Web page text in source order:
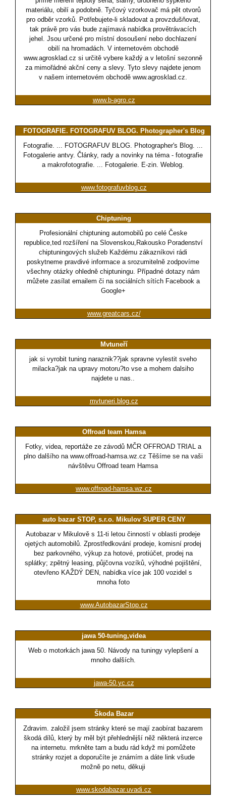
materiálu, obilí a podobně. Tyčový vzorkovač má pět otvorů
pro odběr vzorků. Potřebujete-li skladovat a provzdušňovat,
tak právě pro vás bude zajímavá nabídka provětrávacích
jehel. Jsou určené pro místní dosoušení nebo dochlazení
obilí na hromadách. V internetovém obchodě
www.agrosklad.cz si určitě vybere každý a v letošní sezonně
za mimořádné akční ceny a slevy. Tyto slevy najdete jenom
v našem internetovém obchodě www.agrosklad.cz.
www.b-agro.cz
FOTOGRAFIE. FOTOGRAFUV BLOG. Photographer's Blog
Fotografie. ... FOTOGRAFUV BLOG. Photographer's Blog. ...
Fotogalerie antvy. Články, rady a novinky na téma - fotografie
a makrofotografie. ... Fotogalerie. E-zin. Weblog.
www.fotografuvblog.cz
Chiptuning
Profesionální chiptuning automobilů po celé Česke
republice,ted rozšíření na Slovenskou,Rakousko Poradenství
chiptuningových služeb Každému zákazníkovi rádi
poskytneme pravdivé informace a srozumitelně zodpovíme
všechny otázky ohledně chiptuningu. Případné dotazy nám
můžete zasílat emailem či na sociálních sítích Facebook a
Google+
www.greatcars.cz/
Mvtuneří
jak si vyrobit tuning naraznik??jak spravne vylestit sveho
milacka?jak na upravy motoru?to vse a mohem dalsiho
najdete u nas..
mvtuneri.blog.cz
Offroad team Hamsa
Fotky, videa, reportáže ze závodů MČR OFFROAD TRIAL a
plno dalšího na www.offroad-hamsa.wz.cz Těšíme se na vaši
návštěvu Offroad team Hamsa
www.offroad-hamsa.wz.cz
auto bazar STOP, s.r.o. Mikulov SUPER CENY
Autobazar v Mikulově s 11-ti letou činností v oblasti prodeje
ojetých automobilů. Zprostředkování prodeje, komisní prodej
bez parkovného, výkup za hotové, protiúčet, prodej na
splátky; zpětný leasing, půjčovna vozíků, výhodné pojištění,
otevřeno KAŽDÝ DEN, nabídka více jak 100 vozidel s
mnoha foto
www.AutobazarStop.cz
jawa 50-tuning,videa
Web o motorkách jawa 50. Návody na tuningy vylepšení a
mnoho dalších.
jawa-50.yc.cz
Škoda Bazar
Zdravim. založil jsem stránky které se mají zaobírat bazarem
škodá dílů, který by měl být přehlednější něž některá inzerce
na internetu. mrkněte tam a budu rád když mi pomůžete
stránky rozjet a doporučíte je známím a dáte link všude
možně po netu, děkuji
www.skodabazar.uvadi.cz